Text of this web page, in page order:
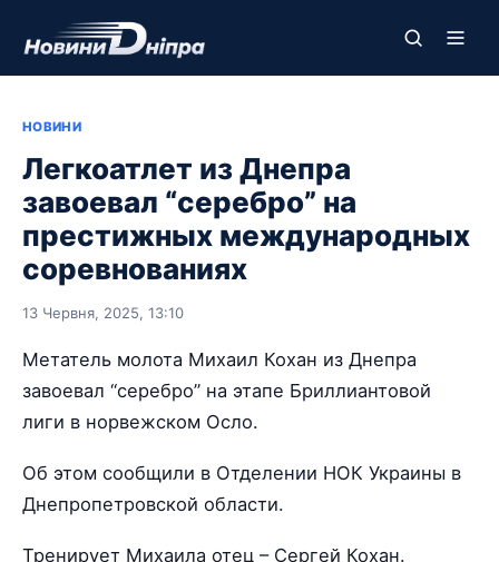
НОВИНИ
Легкоатлет из Днепра
завоевал “серебро” на
престижных международных
соревнованиях
13 Червня, 2025, 13:10
Метатель молота Михаил Кохан из Днепра
завоевал “серебро” на этапе Бриллиантовой
лиги в норвежском Осло.
Об этом сообщили в Отделении НОК Украины в
Днепропетровской области.
Тренирует Михаила отец – Сергей Кохан.